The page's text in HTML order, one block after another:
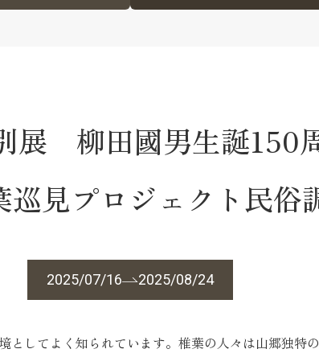
展 柳田國男生誕150
巡見プロジェクト民俗
2025/07/16 2025/08/24
としてよく知られています。椎葉の人々は山郷独